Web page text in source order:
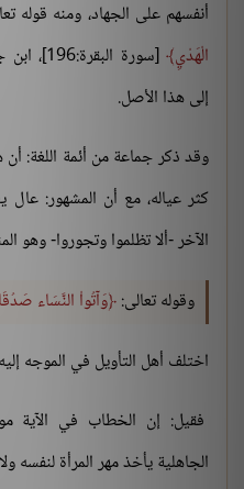
أنفسهم على الجهاد، ومنه قوله
الْهَدْيِ
[سورة
إلى هذا الأصل.
وقد ذكر جماعة من أئمة اللغة:
كثر عياله، مع أن المشهور:
الآخر -ألا تظلموا وتجوروا- وهو
وقوله تعالى: وَآتُواْ النَّسَاء
اختلف أهل التأويل في الموجه
فقيل: إن الخطاب في الآية
الجاهلية يأخذ مهر المرأة لنفسه